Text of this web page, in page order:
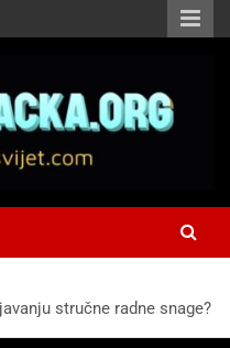
stručne radne snage?